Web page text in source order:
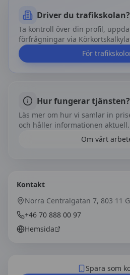
Driver du trafikskolan?
Ta kontroll över din profil,
förfrågningar via
För
Hur fungerar tjänsten?
Läs mer om hur vi samlar in
och håller informationen aktuell.
Om vårt
Kontakt
Norra Centralgatan 7, 803 11
+46 70 888 00 97
Hemsida
Spara som